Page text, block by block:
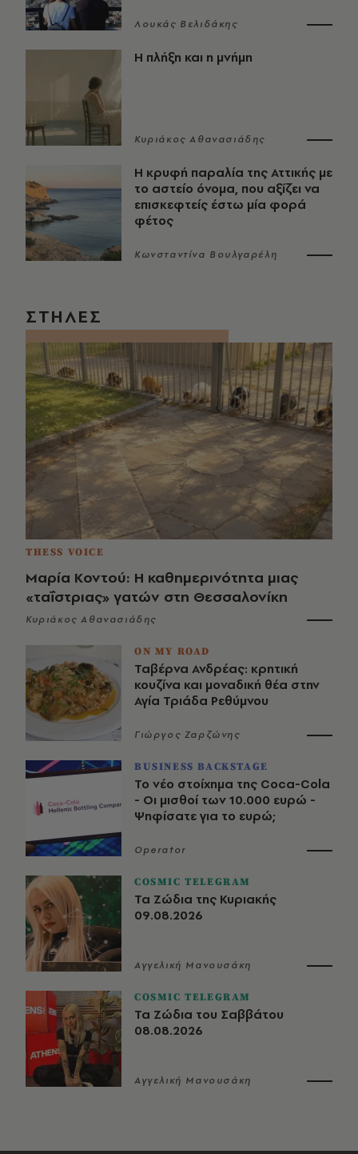
Λουκάς Βελιδάκης
Η πλήξη και η μνήμη
Κυριάκος Αθανασιάδης
Η κρυφή παραλία της Αττικής με
το αστείο όνομα, που αξίζει να
επισκεφτείς έστω μία φορά
φέτος
Κωνσταντίνα Βουλγαρέλη
ΣΤΗΛΕΣ
THESS VOICE
Μαρία Κοντού: Η καθημερινότητα μιας
«ταΐστριας» γατών στη Θεσσαλονίκη
Κυριάκος Αθανασιάδης
ON MY ROAD
Ταβέρνα Ανδρέας: κρητική
κουζίνα και μοναδική θέα στην
Αγία Τριάδα Ρεθύμνου
Γιώργος Ζαρζώνης
BUSINESS BACKSTAGE
Το νέο στοίχημα της Coca-Cola
- Οι μισθοί των 10.000 ευρώ -
Ψηφίσατε για το ευρώ;
Operator
COSMIC TELEGRAM
Τα Ζώδια της Κυριακής
09.08.2026
Αγγελική Μανουσάκη
COSMIC TELEGRAM
Τα Ζώδια του Σαββάτου
08.08.2026
Αγγελική Μανουσάκη